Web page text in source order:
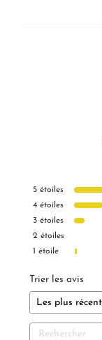
5 étoiles
4 étoiles
3 étoiles
2 étoiles
1 étoile
Trier les avis